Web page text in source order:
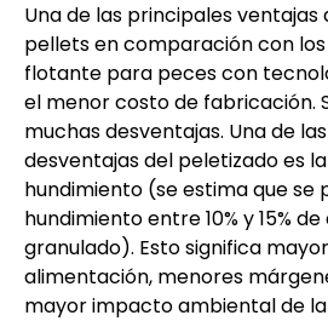
Una de las principales
pellets en comparación con
flotante para peces con
el menor costo de fabricación.
muchas desventajas. Una de
desventajas del peletizado es
hundimiento (se estima que se
hundimiento entre 10% y 15%
granulado). Esto significa
alimentación, menores
mayor impacto ambiental de